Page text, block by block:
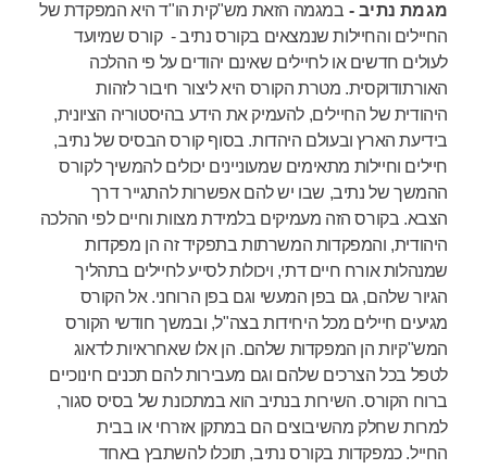
מגמת נתיב - במגמה הזאת מש"קית הו"ד היא המפקדת של
החיילים והחיילות שנמצאים בקורס נתיב - קורס שמיועד
לעולים חדשים או לחיילים שאינם יהודים על פי ההלכה
האורתודוקסית. מטרת הקורס היא ליצור חיבור לזהות
היהודית של החיילים, להעמיק את הידע בהיסטוריה הציונית,
בידיעת הארץ ובעולם היהדות. בסוף קורס הבסיס של נתיב,
חיילים וחיילות מתאימים שמעוניינים יכולים להמשיך לקורס
ההמשך של נתיב, שבו יש להם אפשרות להתגייר דרך
הצבא. בקורס הזה מעמיקים בלמידת מצוות וחיים לפי ההלכה
היהודית, והמפקדות המשרתות בתפקיד זה הן מפקדות
שמנהלות אורח חיים דתי, ויכולות לסייע לחיילים בתהליך
הגיור שלהם, גם בפן המעשי וגם בפן הרוחני. אל הקורס
מגיעים חיילים מכל היחידות בצה"ל, ובמשך חודשי הקורס
המש"קיות הן המפקדות שלהם. הן אלו שאחראיות לדאוג
לטפל בכל הצרכים שלהם וגם מעבירות להם תכנים חינוכיים
ברוח הקורס. השירות בנתיב הוא במתכונת של בסיס סגור,
למרות שחלק מהשיבוצים הם במתקן אזרחי או בבית
החייל. כמפקדות בקורס נתיב, תוכלו להשתבץ באחד